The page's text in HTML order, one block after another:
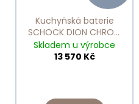
Kuchyňská baterie
SCHOCK DION CHROM
510120
Skladem u výrobce
13 570 Kč